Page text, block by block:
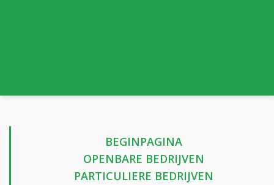
BEGINPAGINA
OPENBARE BEDRIJVEN
PARTICULIERE BEDRIJVEN